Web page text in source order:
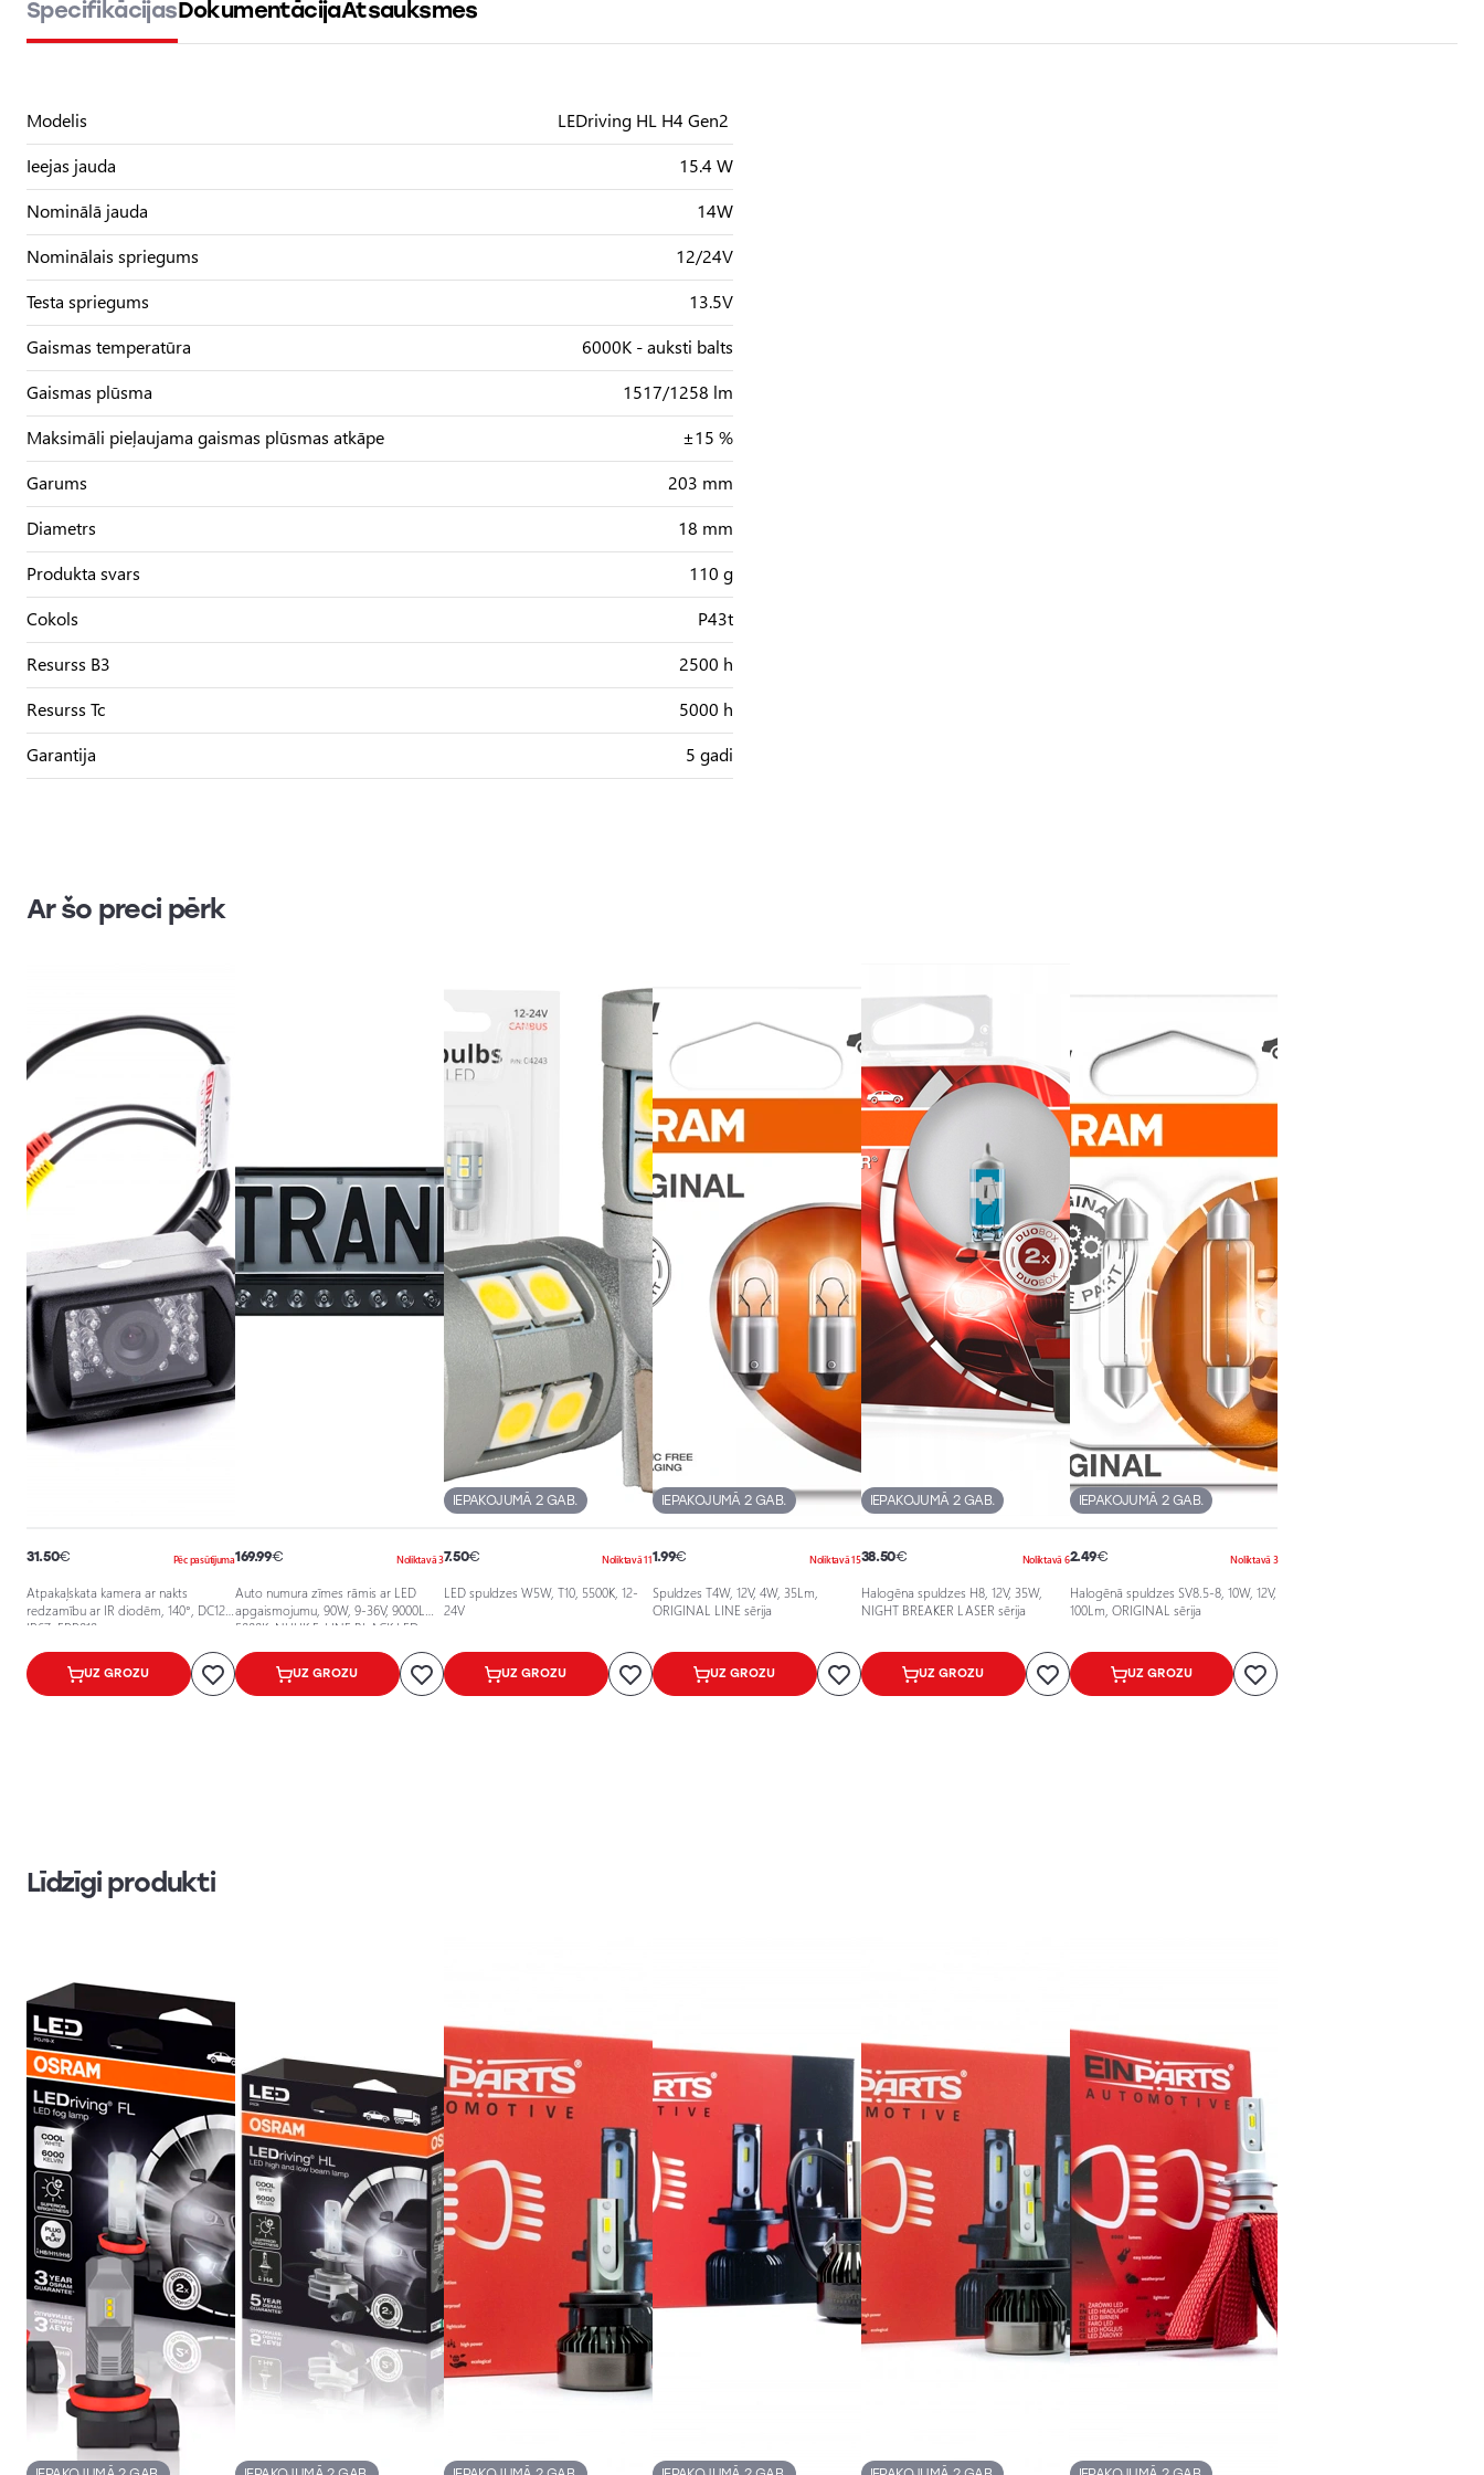
SpecifikācijasDokumentācijaAtsauksmes
Modelis
LEDriving HL H4 Gen2
Ieejas jauda
15.4 W
Nominālā jauda
14W
Nominālais spriegums
12/24V
Testa spriegums
13.5V
Gaismas temperatūra
6000K - auksti balts
Gaismas plūsma
1517/1258 lm
Maksimāli pieļaujama gaismas plūsmas atkāpe
±15 %
Garums
203 mm
Diametrs
18 mm
Produkta svars
110 g
Cokols
P43t
Resurss B3
2500 h
Resurss Tc
5000 h
Garantija
5 gadi
Ar šo preci pērk
31.50€ Pēc pasūtījuma
Atpakaļskata kamera ar nakts
redzamību ar IR diodēm, 140°, DC12V,
IP67, EPP019
UZ GROZU
169.99€ Noliktavā 3
Auto numura zīmes rāmis ar LED
apgaismojumu, 90W, 9-36V, 9000Lm,
5000K, NUUK E-LINE BLACK LED
UZ GROZU
IEPAKOJUMĀ 2 GAB.
7.50€ Noliktavā 11
LED spuldzes W5W, T10, 5500K, 12-
24V
UZ GROZU
IEPAKOJUMĀ 2 GAB.
1.99€ Noliktavā 15
Spuldzes T4W, 12V, 4W, 35Lm,
ORIGINAL LINE sērija
UZ GROZU
IEPAKOJUMĀ 2 GAB.
38.50€ Noliktavā 6
Halogēna spuldzes H8, 12V, 35W,
NIGHT BREAKER LASER sērija
UZ GROZU
IEPAKOJUMĀ 2 GAB.
2.49€ Noliktavā 3
Halogēnā spuldzes SV8.5-8, 10W, 12V,
100Lm, ORIGINAL sērija
UZ GROZU
Līdzīgi produkti